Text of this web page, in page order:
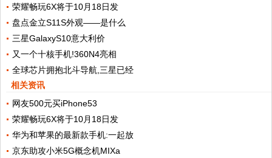
荣耀畅玩6X将于10月18日发
盘点金立S11S外观——是什么
三星GalaxyS10意大利价
又一个十核手机!360N4亮相
全球芯片拥抱北斗导航,三星已经
相关资讯
网友500元买iPhone53
荣耀畅玩6X将于10月18日发
华为和苹果的最新款手机:一起放
京东助攻小米5G概念机MIXa